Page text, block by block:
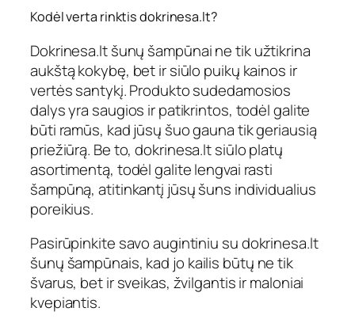
Kodėl verta rinktisdokrinesa.lt?
Dokrinesa.lt šunų šampūnaine tik užtikrina
aukštą kokybę, bet ir siūlo puikų kainos ir
vertės santykį. Produkto sudedamosios
dalys yra saugios ir patikrintos, todėl galite
būti ramūs, kad jūsų šuo gauna tik geriausią
priežiūrą. Be to,dokrinesa.ltsiūlo platų
asortimentą, todėl galite lengvai rasti
šampūną, atitinkantį jūsų šuns individualius
poreikius.
Pasirūpinkite savo augintiniu sudokrinesa.lt
šunų šampūnais, kad jo kailis būtų ne tik
švarus, bet ir sveikas, žvilgantis ir maloniai
kvepiantis.